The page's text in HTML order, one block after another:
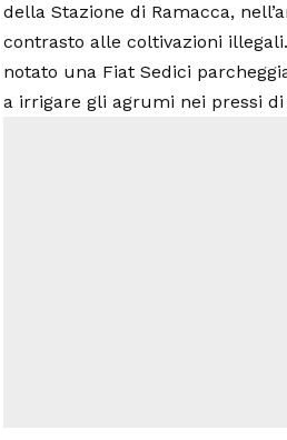
della Stazione di Ramacca,
contrasto alle coltivazioni
notato una Fiat Sedici
a irrigare gli agrumi nei pressi